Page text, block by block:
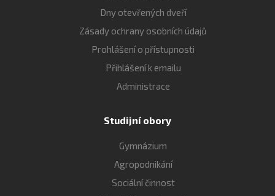
Dny otevřených dveří
Zásady ochrany osobních údajů
Prohlášení o přístupnosti
Přihlášení k emailu
Administrace
Studijní obory
Gymnázium
Agropodnikání
Sociální činnost